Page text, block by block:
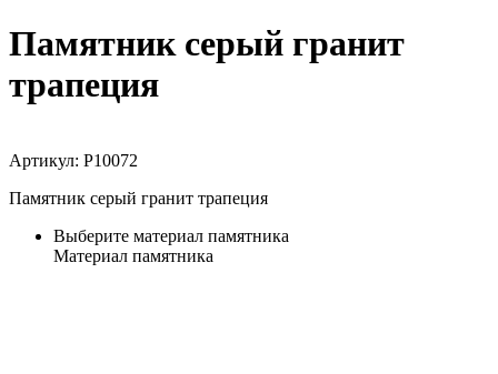
Памятник серый гранит
трапеция
Артикул: P10072
Памятник серый гранит трапеция
Выберите материал памятника
Материал памятника